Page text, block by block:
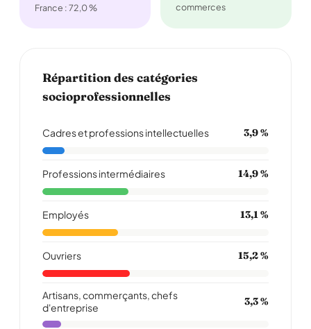
France : 72,0 %
commerces
Répartition des catégories
socioprofessionnelles
Cadres et professions intellectuelles 3,9 %
Professions intermédiaires 14,9 %
Employés 13,1 %
Ouvriers 15,2 %
Artisans, commerçants, chefs
d'entreprise
3,3 %